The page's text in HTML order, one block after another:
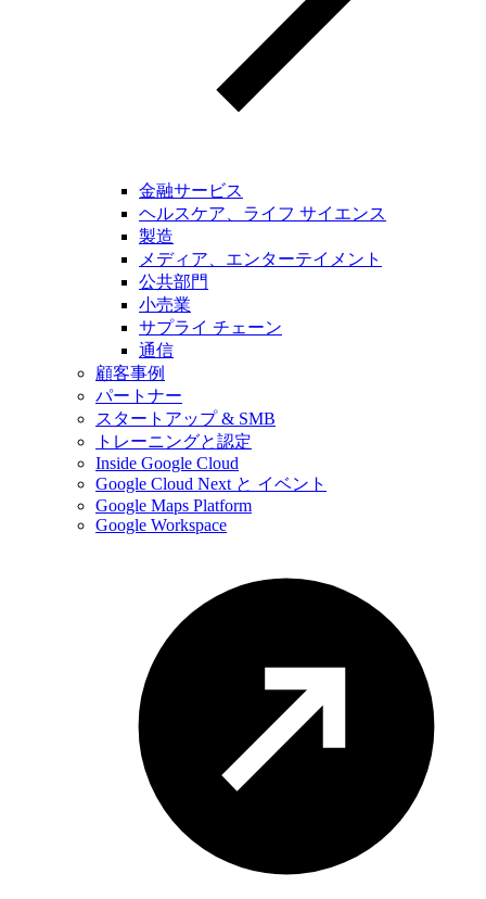
金融サービス
ヘルスケア、ライフ サイエンス
製造
メディア、エンターテイメント
公共部門
小売業
サプライ チェーン
通信
顧客事例
パートナー
スタートアップ & SMB
トレーニングと認定
Inside Google Cloud
Google Cloud Next と イベント
Google Maps Platform
Google Workspace